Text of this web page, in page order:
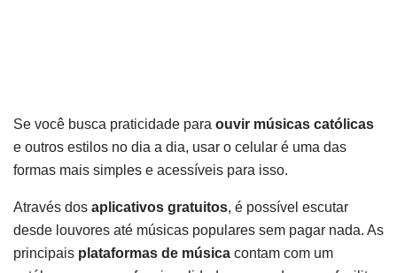
Se você busca praticidade para ouvir músicas católicas
e outros estilos no dia a dia, usar o celular é uma das
formas mais simples e acessíveis para isso.
Através dos aplicativos gratuitos, é possível escutar
desde louvores até músicas populares sem pagar nada. As
principais plataformas de música contam com um